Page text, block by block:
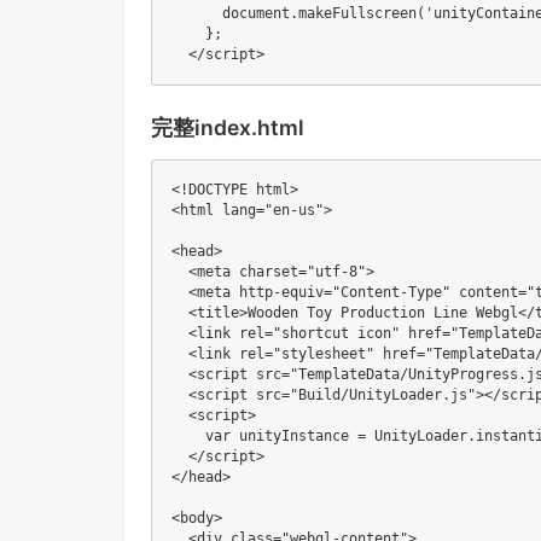
      document
.makeFullscreen(
} ;
</script>
完整index.html
< !DOCTYPE html >
<html lang="en-us">
<head>
<meta charset="utf-8">
<meta http-equiv="Content-Type" content=
<title>Wooden Toy Production Line Webgl </
<link rel ="shortcut icon" href=
<link rel ="stylesheet" href=
<script src="TemplateData/
<script src="Build/UnityLoader.js"></
<script>
var unityInstance = UnityLoader.
</script>
</ head>
<body>